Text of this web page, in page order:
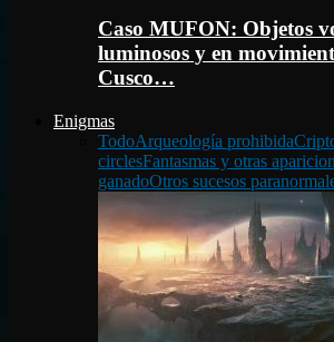
Caso MUFON: Objetos
luminosos y en
Cusco…
Enigmas
TodoArqueología prohibida
circlesFantasmas y otras
ganadoOtros sucesos